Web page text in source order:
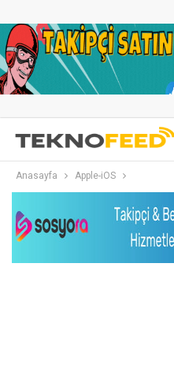
Anasayfa Apple-iOS